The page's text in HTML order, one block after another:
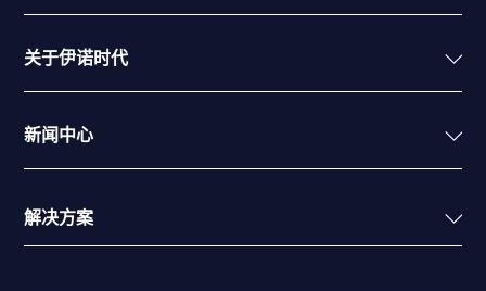
关于伊诺时代
新闻中心
解决方案